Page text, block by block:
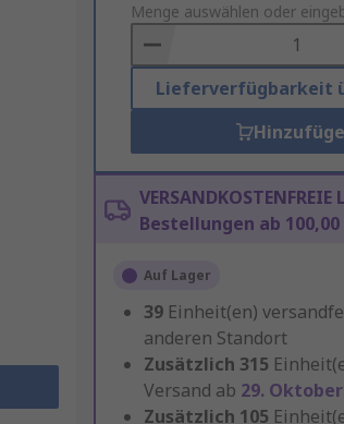
to
Basket
Menge auswählen oder
Lieferverfügbarkeit
Bestellungen ab 100,00
Auf Lager
39 Einheit(en)
anderen Standort
Zusätzlich 315
Versand ab 29.
Zusätzlich 105